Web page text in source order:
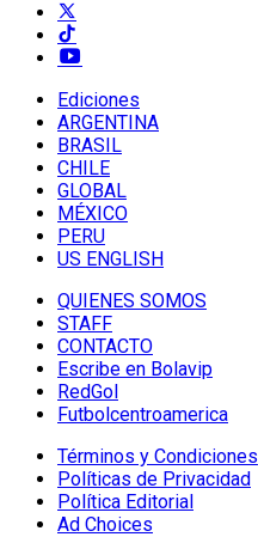
Ediciones
ARGENTINA
BRASIL
CHILE
GLOBAL
MÉXICO
PERU
US ENGLISH
QUIENES SOMOS
STAFF
CONTACTO
Escribe en Bolavip
RedGol
Futbolcentroamerica
Términos y Condiciones
Políticas de Privacidad
Política Editorial
Ad Choices